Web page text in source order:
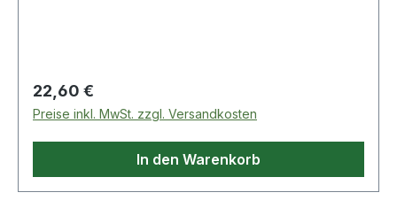
Regulärer Preis:
22,60 €
Preise inkl. MwSt. zzgl. Versandkosten
In den Warenkorb